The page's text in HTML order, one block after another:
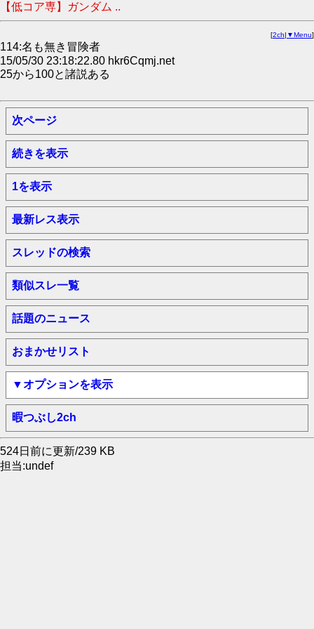
【低コア専】ガンダム ..
[2ch| ▼Menu]
114:名も無き冒険者
15/05/30 23:18:22.80 hkr6Cqmj.net
25から100と諸説ある
次ページ
続きを表示
1を表示
最新レス表示
スレッドの検索
類似スレ一覧
話題のニュース
おまかせリスト
▼オプションを表示
暇つぶし2ch
524日前に更新/239 KB
担当:undef